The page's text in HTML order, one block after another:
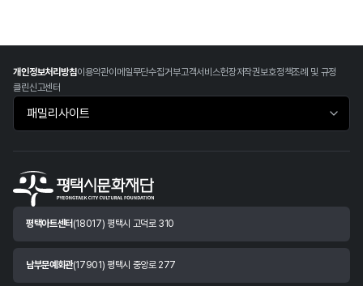
개인정보처리방침이용약관이메일무단수집거부고객서비스헌장저작권보호정책조례 및 규정
클린신고센터
패밀리사이트 바로가기
평택아트센터 (18017) 평택시 고덕로 310
남부문예회관(17901) 평택시 중앙로 277